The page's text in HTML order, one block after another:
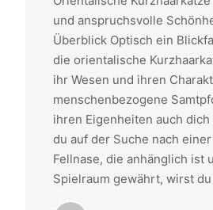
und anspruchsvolle
Überblick Optisch ein
die orientalische
ihr Wesen und ihren
menschenbezogene
ihren Eigenheiten auch
du auf der Suche nach
Fellnase, die anhänglich ist
Spielraum gewährt, wirst